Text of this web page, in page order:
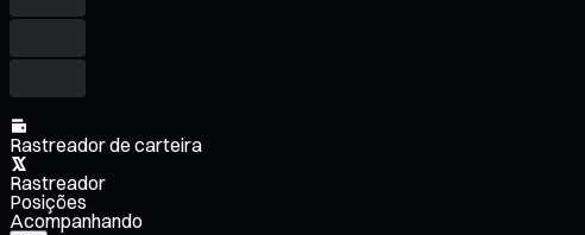
Rastreador de carteira
Rastreador
Posições
Acompanhando